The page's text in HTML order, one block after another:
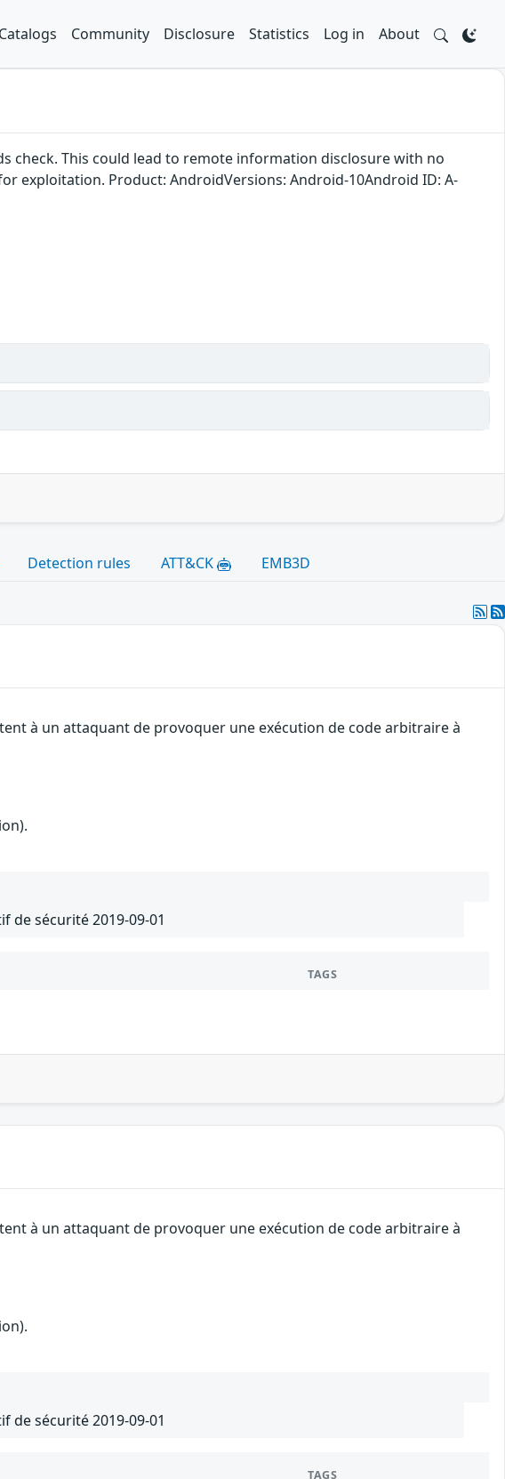
Community Disclosure Statistics Log in About
check. This could lead to remote information disclosure with no
exploitation. Product: AndroidVersions: Android-10Android ID: A-
Detection rules ATT&CK EMB3D
à un attaquant de provoquer une exécution de code arbitraire à
de sécurité 2019-09-01
TAGS
à un attaquant de provoquer une exécution de code arbitraire à
de sécurité 2019-09-01
TAGS